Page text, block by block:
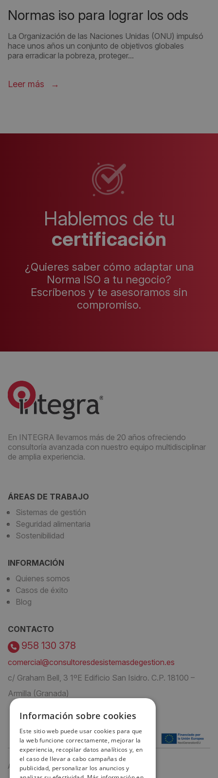
normas iso para lograr los ods
La Organización de las Naciones Unidas (ONU) impulsó
hace unos años un conjunto de objetivos globales
para erradicar la pobreza, proteger...
Leer más
Hablemos de tu
certificación
¿Quieres saber cómo adaptar una
Norma ISO a tu negocio?
Escríbenos y te asesoramos sin
compromiso.
En INTEGRA llevamos más de 20 años ofreciendo
consultoría avanzada con nuestro equipo multidisciplinar
de amplia experiencia.
ÁREAS DE TRABAJO
Sistemas de gestión
Seguridad alimentaria
Sostenibilidad
INFORMACIÓN
Quienes somos
Casos de éxito
Blog
CONTACTO
958 130 378
comercial@consultoresdesistemasdegestion.es
c/ Graham Bell, 3 1ºE Edificio San Isidro. C.P. 18100 –
Armilla (Granada)
Aviso Legal
Información sobre cookies
Este sitio web puede usar cookies para que
la web funcione correctamente, mejorar la
experiencia, recopilar datos analíticos y, en
el caso de llevar a cabo campañas de
publicidad, personalizar los anuncios y